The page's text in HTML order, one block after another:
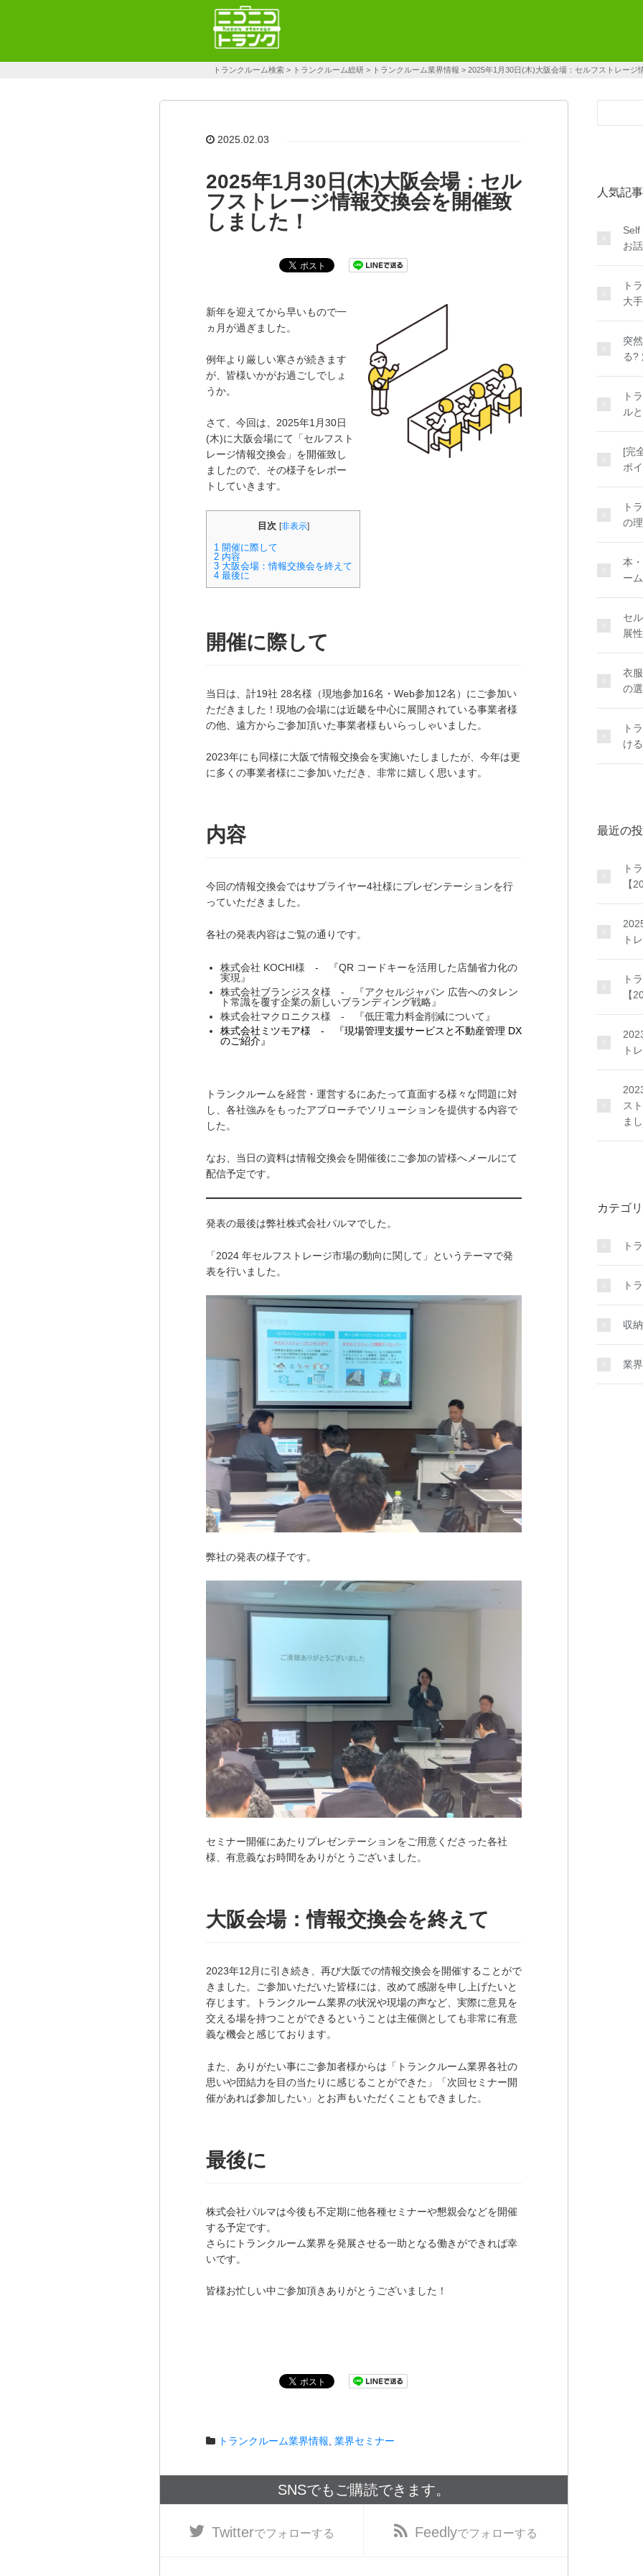
トランクルーム検索 > トランクルーム総研 > トランクルーム業界情報 > 2025年1月30日(木)大阪会場：セルフストレージ
2025.02.03
2025年1月30日(木)大阪会場：セル
フストレージ情報交換会を開催致
しました！
新年を迎えてから早いもので一
ヵ月が過ぎました。
例年より厳しい寒さが続きます
が、皆様いかがお過ごしでしょ
うか。
さて、今回は、2025年1月30日
(木)に大阪会場にて「セルフスト
レージ情報交換会」を開催致し
ましたので、その様子をレポー
トしていきます。
目次 [非表示]
1 開催に際して
2 内容
3 大阪会場：情報交換会を終えて
4 最後に
開催に際して
当日は、 計19社 28名様 （現地参加16名・Web参加12名）にご参加い
ただきました！現地の会場には近畿を中心に展開されている事業者様
の他、遠方からご参加頂いた事業者様もいらっしゃいました。
2023年にも同様に大阪で情報交換会を実施いたしましたが、今年は更
に多くの事業者様にご参加いただき、非常に嬉しく思います。
内容
今回の情報交換会ではサプライヤー4社様にプレゼンテーションを行
っていただきました。
各社の発表内容はご覧の通りです。
株式会社 KOCHI様 - 『QR コードキーを活用した店舗省力化の
実現』
株式会社ブランジスタ様 - 『アクセルジャパン 広告へのタレン
ト常識を覆す企業の新しいブランディング戦略』
株式会社マクロニクス様 - 『低圧電力料金削減について』
株式会社ミツモア様 - 『現場管理支援サービスと不動産管理 DX
のご紹介』
トランクルームを経営・運営するにあたって直面する様々な問題に対
し、各社強みをもったアプローチでソリューションを提供する内容で
した。
なお、当日の資料は情報交換会を開催後にご参加の皆様へメールにて
配信予定です。
発表の最後は弊社株式会社パルマでした。
「2024 年セルフストレージ市場の動向に関して」というテーマで発
表を行いました。
弊社の発表の様子です。
セミナー開催にあたりプレゼンテーションをご用意くださった各社
様、有意義なお時間をありがとうございました。
大阪会場：情報交換会を終えて
2023年12月に引き続き、再び大阪での情報交換会を開催することがで
きました。ご参加いただいた皆様には、改めて感謝を申し上げたいと
存じます。トランクルーム業界の状況や現場の声など、実際に意見を
交える場を持つことができるということは主催側としても非常に有意
義な機会と感じております。
また、ありがたい事にご参加者様からは「トランクルーム業界各社の
思いや団結力を目の当たりに感じることができた」「次回セミナー開
催があれば参加したい」とお声もいただくこともできました。
最後に
株式会社パルマは今後も不定期に他各種セミナーや懇親会などを開催
する予定です。
さらにトランクルーム業界を発展させる一助となる働きができれば幸
いです。
皆様お忙しい中ご参加頂きありがとうございました！
トランクルーム業界情報 業界セミナー
SNSでもご購読できます。
Twitterでフォローする Feedlyでフォローする
人気記事
Self
お話
ト
大
突
る?
ト
ル
[完
ポ
ト
の
本
ー
セ
展
衣
の
ト
け
最近の
ト
【
ト
ト
【
ト
ス
ま
カテゴ
ト
ト
収
業